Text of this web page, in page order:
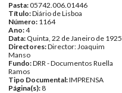
Pasta:05742.006.01446
Título:Diário de Lisboa
Número: 1164
Ano:4
Data: Quinta, 22 de Janeiro de 1925
Directores:Director: Joaquim
Manso
Fundo:DRR - Documentos Ruella
Ramos
Tipo Documental:IMPRENSA
Página(s): 8